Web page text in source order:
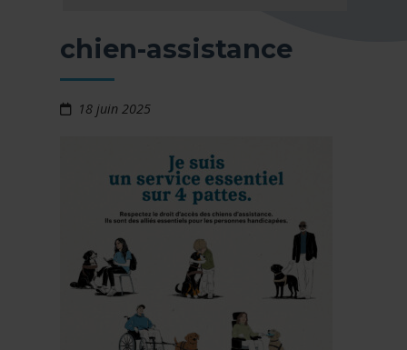
chien-assistance
18 juin 2025